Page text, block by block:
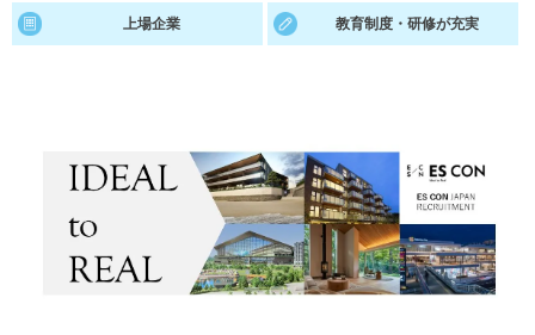
あなたに合う仕事を診断！ 動画で対策講座をチェック
上場企業 教育制度・研修が充実